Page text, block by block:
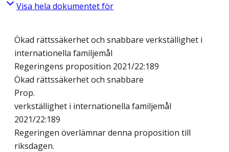
Visa hela dokumentet för
Ökad rättssäkerhet och snabbare verkställighet i
internationella familjemål
Regeringens proposition 2021/22:189
Ökad rättssäkerhet och snabbare
Prop.
verkställighet i internationella familjemål
2021/22:189
Regeringen överlämnar denna proposition till
riksdagen.